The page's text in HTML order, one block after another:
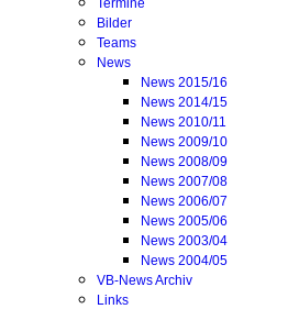
Termine
Bilder
Teams
News
News 2015/16
News 2014/15
News 2010/11
News 2009/10
News 2008/09
News 2007/08
News 2006/07
News 2005/06
News 2003/04
News 2004/05
VB-News Archiv
Links